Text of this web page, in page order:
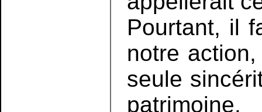
Pourtant, il
notre
seule
patrimoine.